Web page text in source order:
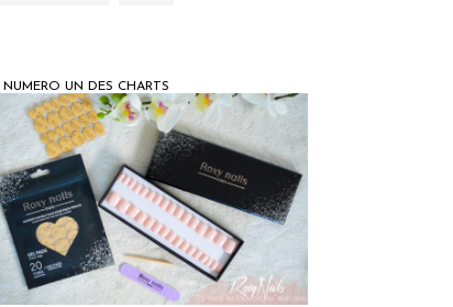
NUMERO UN DES CHARTS